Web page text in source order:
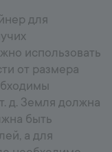
для
использовать
от размера
д. Земля должна
быть
а для